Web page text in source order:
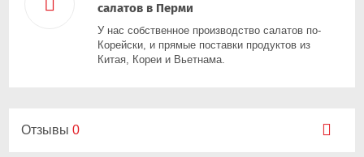
салатов в Перми
У нас собственное производство салатов по-
Корейски, и прямые поставки продуктов из
Китая, Кореи и Вьетнама.
Отзывы 0